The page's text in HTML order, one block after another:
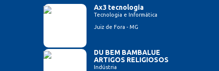
Ax3 tecnologia
Tecnologia e Informática
Juiz de Fora - MG
DU BEM BAMBALUE
ARTIGOS RELIGIOSOS
Indústria